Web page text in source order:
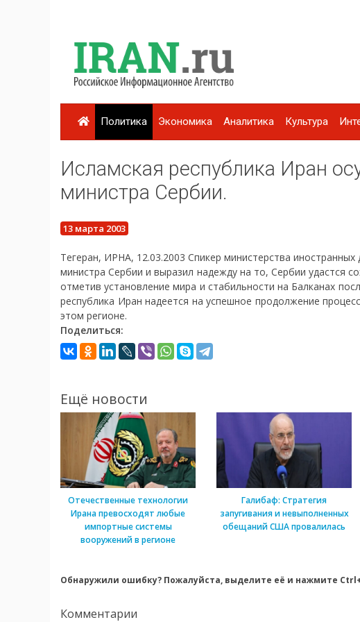
Политика Экономика Аналитика Культура
Исламская республика Иран
министра Сербии.
13 марта 2003
Тегеран, ИРНА, 12.03.2003 Спикер министерства
министра Сербии и выразил надежду на то, Сербии удастся
отметив установление мира и стабильности на Балканах
республика Иран надеется на успешное продолжение
этом регионе.
Поделиться:
Ещё новости
Отечественные технологии
Ирана превосходят любые
импортные системы
вооружений в регионе
Галибаф: Стратегия
запугивания и невыполненных
обещаний США провалилась
Обнаружили ошибку? Пожалуйста, выделите её и нажмите
Комментарии